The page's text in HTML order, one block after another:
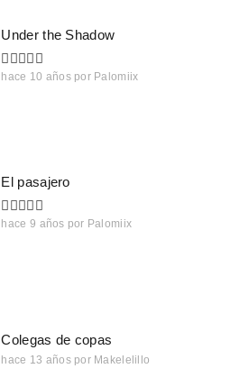
Under the Shadow
hace 10 años por Palomiix
El pasajero
hace 9 años por Palomiix
Colegas de copas
hace 13 años por Makelelillo